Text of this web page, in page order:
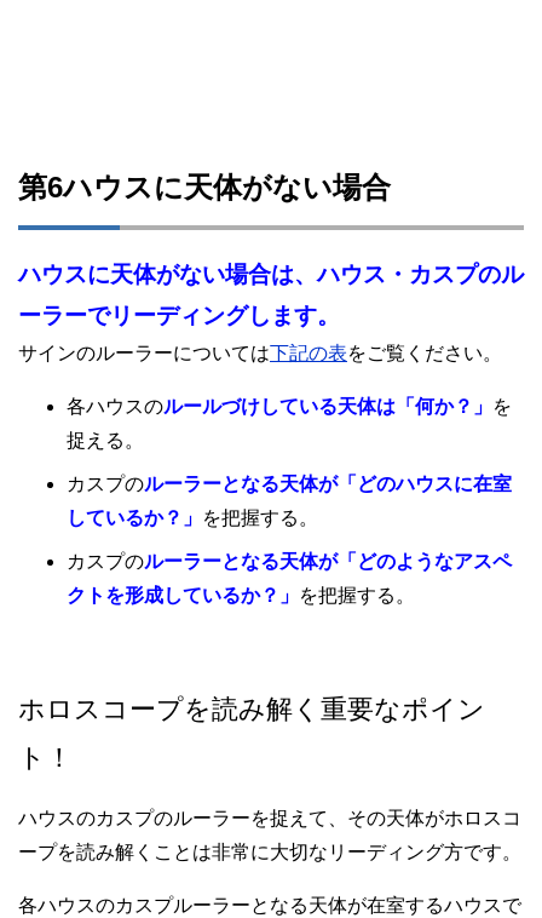
第6ハウスに天体がない場合
ハウスに天体がない場合は、ハウス・カスプのル
ーラーでリーディングします。
サインのルーラーについては下記の表をご覧ください。
各ハウスのルールづけしている天体は「何か？」 を
捉える。
カスプのルーラーとなる天体が「どのハウスに在室
しているか？」 を把握する。
カスプのルーラーとなる天体が「どのようなアスペ
クトを形成しているか？」 を把握する。
ホロスコープを読み解く重要なポイン
ト！
ハウスのカスプのルーラーを捉えて、その天体がホロスコ
ープを読み解くことは非常に大切なリーディング方です。
各ハウスのカスプルーラーとなる天体が在室するハウスで